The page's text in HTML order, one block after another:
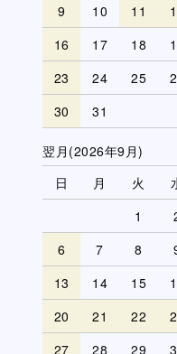
9
10 11
16
17 18
23
24 25
30
31
翌月(2026年9月)
日
月 火
1
6
7 8
13
14 15
20
21 22
27
28 29